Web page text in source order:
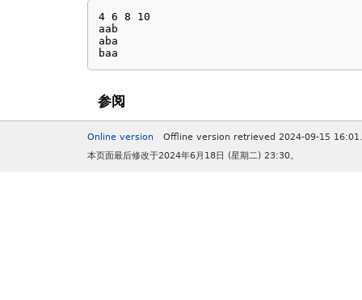
4 6 8 10
aab
aba
baa
参阅
Online version
Offline version retrieved 2024-09-15 16:01.
本页面最后修改于2024年6月18日 (星期二) 23:30。